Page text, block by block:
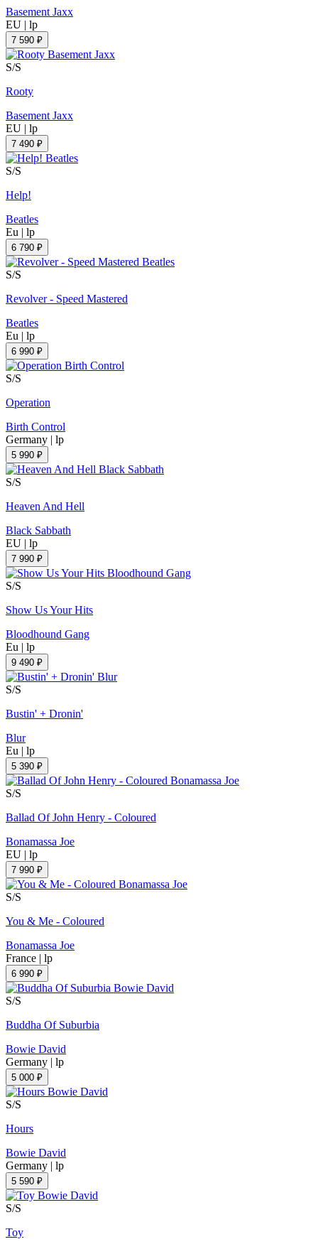
Basement Jaxx
EU | lp
7 590 ₽
S/S
Rooty
Basement Jaxx
EU | lp
7 490 ₽
S/S
Help!
Beatles
Eu | lp
6 790 ₽
S/S
Revolver - Speed Mastered
Beatles
Eu | lp
6 990 ₽
S/S
Operation
Birth Control
Germany | lp
5 990 ₽
S/S
Heaven And Hell
Black Sabbath
EU | lp
7 990 ₽
S/S
Show Us Your Hits
Bloodhound Gang
Eu | lp
9 490 ₽
S/S
Bustin' + Dronin'
Blur
Eu | lp
5 390 ₽
S/S
Ballad Of John Henry - Coloured
Bonamassa Joe
EU | lp
7 990 ₽
S/S
You & Me - Coloured
Bonamassa Joe
France | lp
6 990 ₽
S/S
Buddha Of Suburbia
Bowie David
Germany | lp
5 000 ₽
S/S
Hours
Bowie David
Germany | lp
5 590 ₽
S/S
Toy